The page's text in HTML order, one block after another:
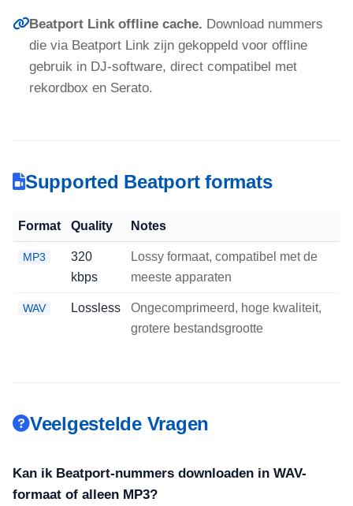
Beatport Link offline cache. Download nummers
die via Beatport Link zijn gekoppeld voor offline
gebruik in DJ-software, direct compatibel met
rekordbox en Serato.
Supported Beatport formats
Format Quality Notes
MP3
320
kbps
Lossy formaat, compatibel met de
meeste apparaten
WAV Lossless
Ongecomprimeerd, hoge kwaliteit,
grotere bestandsgrootte
Veelgestelde Vragen
Kan ik Beatport-nummers downloaden in WAV-
formaat of alleen MP3?